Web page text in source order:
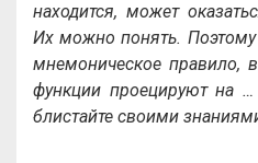
находится, может
Их можно понять.
мнемоническое правило,
функции проецируют на …
блистайте своими